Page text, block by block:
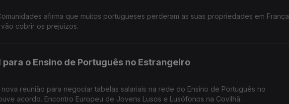
afirma que muitos portugueses perderam as suas propriedades em França,
cobrir os prejuizos.
o Ensino de Português no Estrangeiro
reunião para negociar tabelas salariais na rede do Ensino de Português no
acordo. Encontro Europeu de Jovens Lusos e Lusófonos na Covilhã.